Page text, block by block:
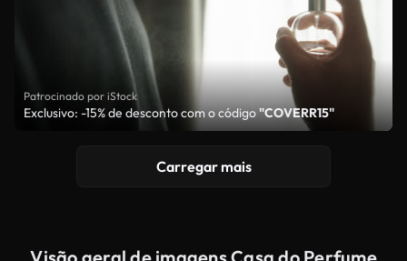
Patrocinado por iStock
Exclusivo: -15% de desconto com o código"COVERR15"
Carregar mais